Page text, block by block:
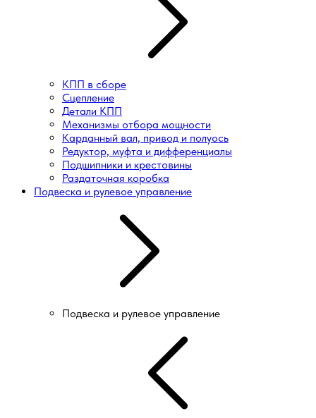
КПП в сборе
Сцепление
Детали КПП
Механизмы отбора мощности
Карданный вал, привод и полуось
Редуктор, муфта и дифференциалы
Подшипники и крестовины
Раздаточная коробка
Подвеска и рулевое управление
Подвеска и рулевое управление